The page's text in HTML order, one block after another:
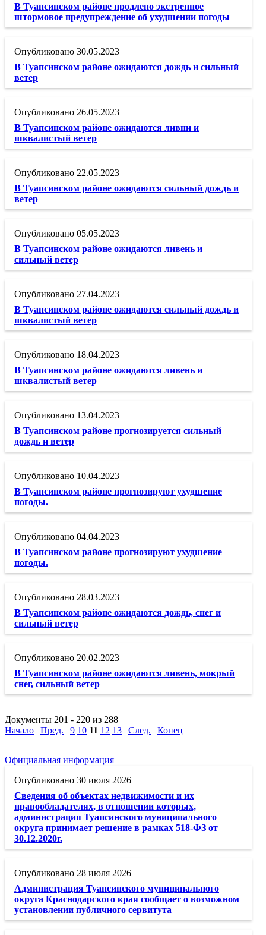
В Туапсинском районе продлено экстренное
штормовое предупреждение об ухудшении погоды
30.05.2023
В Туапсинском районе ожидаются дождь и сильный
ветер
26.05.2023
В Туапсинском районе ожидаются ливни и
шквалистый ветер
22.05.2023
В Туапсинском районе ожидаются сильный дождь и
ветер
05.05.2023
В Туапсинском районе ожидаются ливень и
сильный ветер
27.04.2023
В Туапсинском районе ожидаются сильный дождь и
шквалистый ветер
18.04.2023
В Туапсинском районе ожидаются ливень и
шквалистый ветер
13.04.2023
В Туапсинском районе прогнозируется сильный
дождь и ветер
10.04.2023
В Туапсинском районе прогнозируют ухудшение
погоды.
04.04.2023
В Туапсинском районе прогнозируют ухудшение
погоды.
28.03.2023
В Туапсинском районе ожидаются дождь, снег и
сильный ветер
20.02.2023
В Туапсинском районе ожидаются ливень, мокрый
снег, сильный ветер
Документы 201 - 220 из 288
Начало | Пред. | 9 10 11 12 13 | След. | Конец
Официальная информация
30 июля 2026
Сведения об объектах недвижимости и их
правообладателях, в отношении которых,
администрация Туапсинского муниципального
округа принимает решение в рамках 518-ФЗ от
30.12.2020г.
28 июля 2026
Администрация Туапсинского муниципального
округа Краснодарского края сообщает о возможном
установлении публичного сервитута